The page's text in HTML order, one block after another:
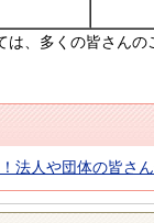
、多くの皆さんの
法人や団体の皆さ